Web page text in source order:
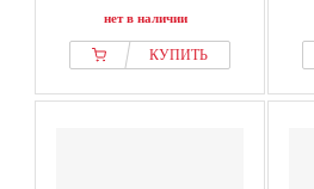
нет в наличии
КУПИТЬ